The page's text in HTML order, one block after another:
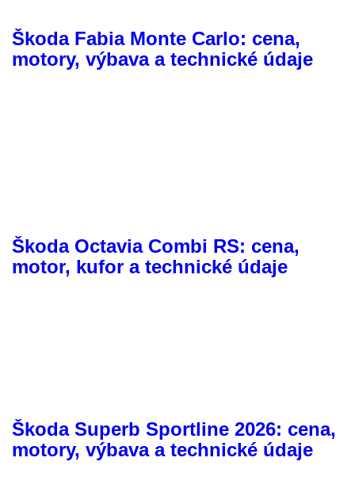
Škoda Fabia Monte Carlo: cena,
motory, výbava a technické údaje
Škoda Octavia Combi RS: cena,
motor, kufor a technické údaje
Škoda Superb Sportline 2026: cena,
motory, výbava a technické údaje